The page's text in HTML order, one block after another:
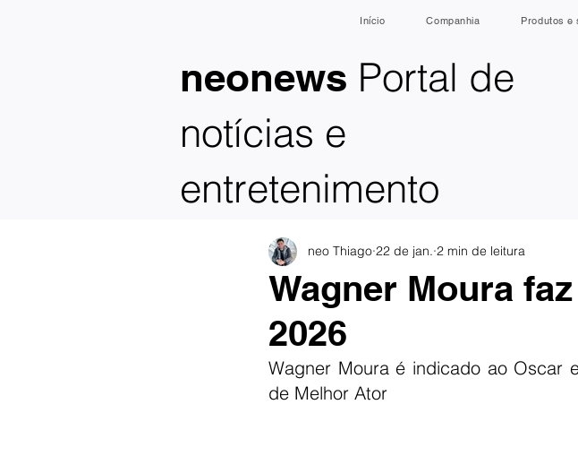
neonews Portal de
notícias e
entretenimento
Início Companhia Produtos e
Wagner Moura
2026
neo Thiago 22 de jan. 2 min de leitura
Wagner Moura é indicado ao Oscar
de Melhor Ator